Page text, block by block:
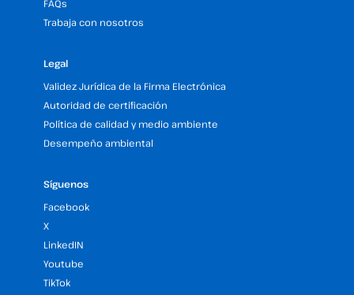
FAQs
Trabaja con nosotros
Legal
Validez Jurídica de la Firma Electrónica
Autoridad de certificación
Política de calidad y medio ambiente
Desempeño ambiental
Síguenos
Facebook
X
LinkedIN
Youtube
TikTok